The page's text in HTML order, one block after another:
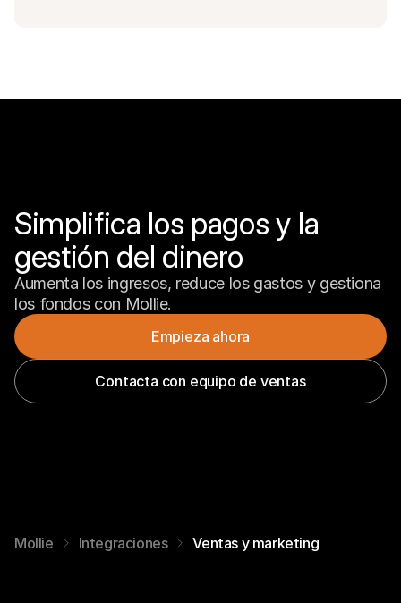
Simplifica los pagos y la
gestión del dinero
Aumenta los ingresos, reduce los gastos y gestiona
los fondos con Mollie.
Empieza ahora
Contacta con equipo de ventas
Mollie Integraciones Ventas y marketing